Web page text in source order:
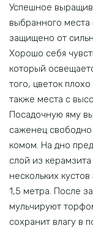
Успешное
выбранного
защищено от
Хорошо себя
который
того, цветок
также места с
Посадочную яму
саженец
комом. На дно
слой из
нескольких
1,5 метра. После
мульчируют
сохранит влагу в